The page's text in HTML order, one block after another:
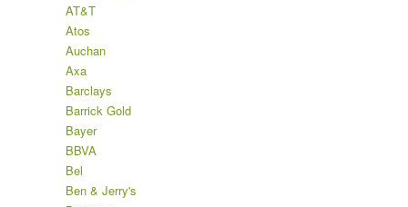
AT&T
Atos
Auchan
Axa
Barclays
Barrick Gold
Bayer
BBVA
Bel
Ben & Jerry's